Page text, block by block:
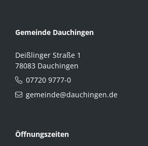
Gemeinde Dauchingen
Deißlinger Straße 1
78083 Dauchingen
07720 9777-0
gemeinde@dauchingen.de
Öffnungszeiten